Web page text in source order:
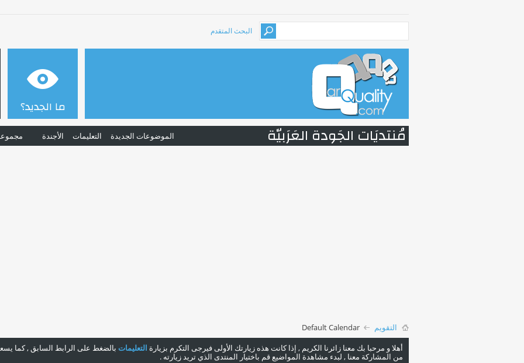
البحث المتقدم
ما الجديد؟
الموضوعات الجديدة التعليمات الأجندة مُنتديَات الجَودة العَرَبيّة
التقويم
Default Calendar
أهلا و مرحبا بك معنا زائرنا الكريم , إذا كانت هذه زيارتك الأولى فيرجى التكرم بزيارة التعليمات بالضغط على الرابط السابق , كما
من المشاركة معنا , لبدء مشاهدة المواضيع قم باختيار المنتدى الذي تريد زيارته .